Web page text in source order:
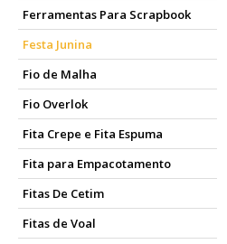
Ferramentas Para Scrapbook
Festa Junina
Fio de Malha
Fio Overlok
Fita Crepe e Fita Espuma
Fita para Empacotamento
Fitas De Cetim
Fitas de Voal